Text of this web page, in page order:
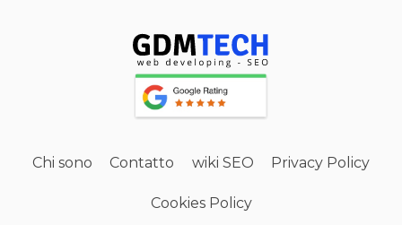
Chi sono Contatto wiki SEO Privacy Policy
Cookies Policy